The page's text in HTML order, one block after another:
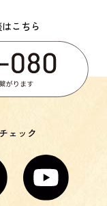
こちら
ェック